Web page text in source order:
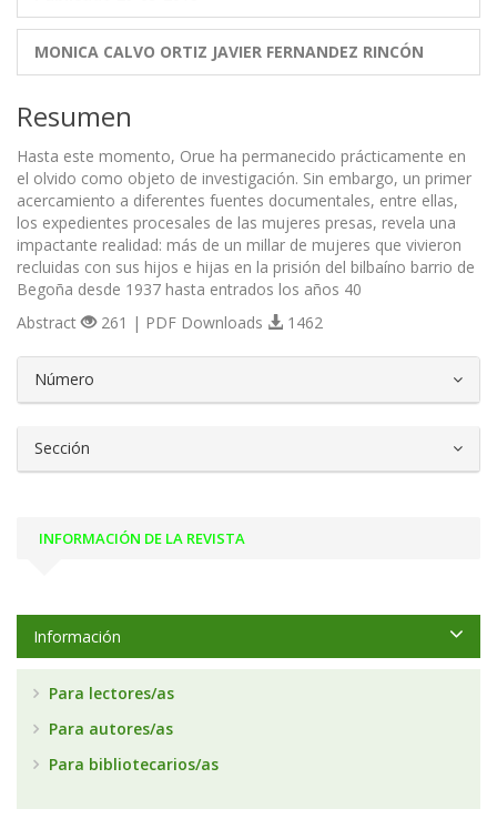
MONICA CALVO ORTIZ JAVIER FERNANDEZ RINCÓN
Resumen
Hasta este momento, Orue ha permanecido prácticamente en
el olvido como objeto de investigación. Sin embargo, un primer
acercamiento a diferentes fuentes documentales, entre ellas,
los expedientes procesales de las mujeres presas, revela una
impactante realidad: más de un millar de mujeres que vivieron
recluidas con sus hijos e hijas en la prisión del bilbaíno barrio de
Begoña desde 1937 hasta entrados los años 40
Abstract
261 | PDF Downloads 1462
Número
Sección
INFORMACIÓN DE LA REVISTA
Información
Para lectores/as
Para autores/as
Para bibliotecarios/as